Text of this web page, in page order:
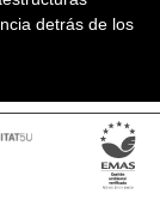
detrás de los